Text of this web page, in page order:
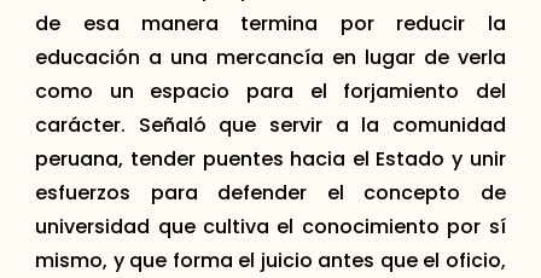
de esa manera termina por reducir la
educación a una mercancía en lugar de verla
como un espacio para el forjamiento del
carácter. Señaló que servir a la comunidad
peruana, tender puentes hacia el Estado y unir
esfuerzos para defender el concepto de
universidad que cultiva el conocimiento por sí
mismo, y que forma el juicio antes que el oficio,